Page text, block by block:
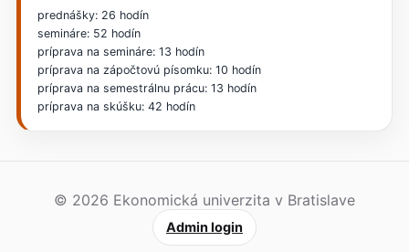
prednášky: 26 hodín
semináre: 52 hodín
príprava na semináre: 13 hodín
príprava na zápočtovú písomku: 10 hodín
príprava na semestrálnu prácu: 13 hodín
príprava na skúšku: 42 hodín
© 2026 Ekonomická univerzita v Bratislave
Admin login